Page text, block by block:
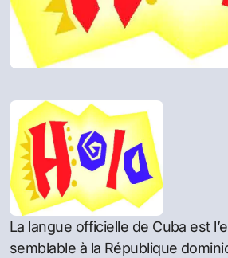
La langue officielle de Cuba est
semblable à la République